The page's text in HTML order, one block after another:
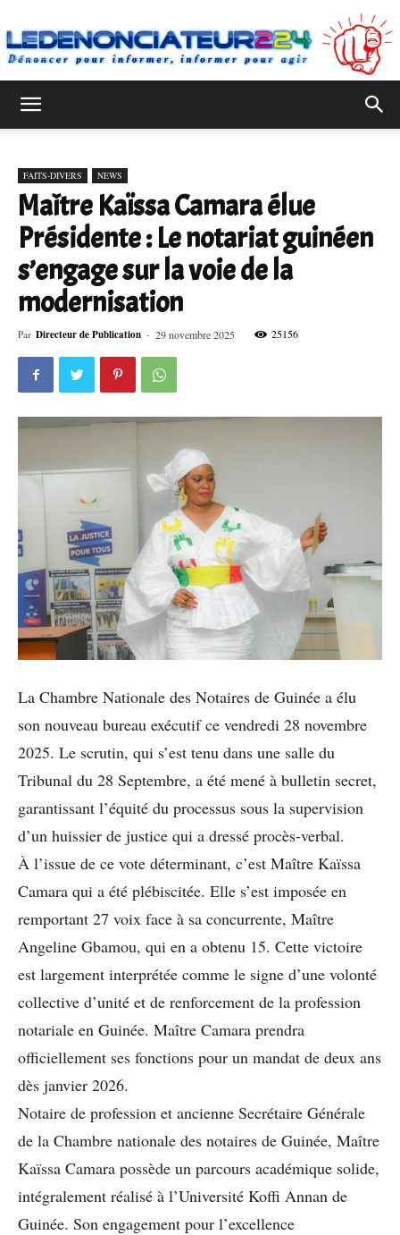
FAITS-DIVERS NEWS
Maître Kaïssa Camara élue
Présidente : Le notariat guinéen
s’engage sur la voie de la
modernisation
Par Directeur de Publication - 29 novembre 2025 25156
La Chambre Nationale des Notaires de Guinée a élu
son nouveau bureau exécutif ce vendredi 28 novembre
2025. Le scrutin, qui s’est tenu dans une salle du
Tribunal du 28 Septembre, a été mené à bulletin secret,
garantissant l’équité du processus sous la supervision
d’un huissier de justice qui a dressé procès-verbal.
À l’issue de ce vote déterminant, c’est Maître Kaïssa
Camara qui a été plébiscitée. Elle s’est imposée en
remportant 27 voix face à sa concurrente, Maître
Angeline Gbamou, qui en a obtenu 15. Cette victoire
est largement interprétée comme le signe d’une volonté
collective d’unité et de renforcement de la profession
notariale en Guinée. Maître Camara prendra
officiellement ses fonctions pour un mandat de deux ans
dès janvier 2026.
Notaire de profession et ancienne Secrétaire Générale
de la Chambre nationale des notaires de Guinée, Maître
Kaïssa Camara possède un parcours académique solide,
intégralement réalisé à l’Université Koffi Annan de
Guinée. Son engagement pour l’excellence